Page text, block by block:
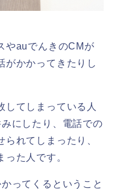
やauでんきのCMが
がかかってきたりし
してしまっている人
にしたり、電話での
れてしまったり、
た人です。
ってくるということ